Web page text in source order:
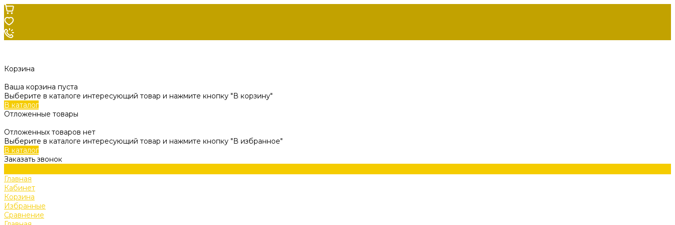
Корзина
Ваша корзина пуста
Выберите в каталоге интересующий товар и нажмите кнопку "В корзину"
В каталог
Отложенные товары
Отложенных товаров нет
Выберите в каталоге интересующий товар и нажмите кнопку "В избранное"
В каталог
Заказать звонок
Главная
Кабинет
Корзина
Избранные
Сравнение